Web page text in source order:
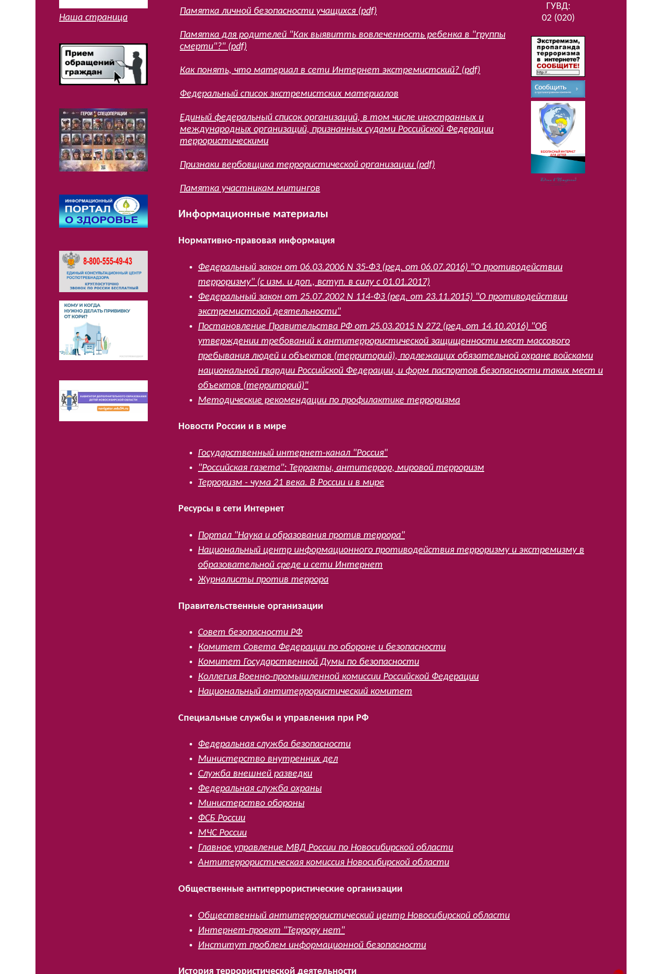
Наша страница
Памятка личной безопасности учащихся (pdf)
Памятка для родителей "Как выявитть вовлеченность ребенка в "группы
смерти"?" (pdf)
Как понять, что материал в сети Интернет экстремистский? (pdf)
Федеральный список экстремистских материалов
Единый федеральный список организаций, в том числе иностранных и
международных организаций, признанных судами Российской Федерации
террористическими
Признаки вербовщика террористической организации (pdf)
Памятка участникам митингов
ГУВД:
02 (020)
Информационные материалы
Нормативно-правовая информация
Федеральный закон от 06.03.2006 N 35-ФЗ (ред. от 06.07.2016) "О противодействии
терроризму" (с изм. и доп., вступ. в силу с 01.01.2017)
Федеральный закон от 25.07.2002 N 114-ФЗ (ред. от 23.11.2015) "О противодействии
экстремистской деятельности"
Постановление Правительства РФ от 25.03.2015 N 272 (ред. от 14.10.2016) "Об
утверждении требований к антитеррористической защищенности мест массового
пребывания людей и объектов (территорий), подлежащих обязательной охране войсками
национальной гвардии Российской Федерации, и форм паспортов безопасности таких мест и
объектов (территорий)"
Методические рекомендации по профилактике терроризма
Новости России и в мире
Государственный интернет-канал "Россия"
"Российская газета": Терракты, антитеррор, мировой терроризм
Терроризм - чума 21 века. В России и в мире
Ресурсы в сети Интернет
Портал "Наука и образования против террора"
Национальный центр информационного противодействия терроризму и экстремизму в
образовательной среде и сети Интернет
Журналисты против террора
Правительственные организации
Совет безопасности РФ
Комитет Совета Федерации по обороне и безопасности
Комитет Государственной Думы по безопасности
Коллегия Военно-промышленной комиссии Российской Федерации
Национальный антитеррористический комитет
Специальные службы и управления при РФ
Федеральная служба безопасности
Министерство внутренних дел
Служба внешней разведки
Федеральная служба охраны
Министерство обороны
ФСБ России
МЧС России
Главное управление МВД России по Новосибирской области
Антитеррористическая комиссия Новосибирской области
Общественные антитеррористические организации
Общественный антитеррористический центр Новосибирской области
Интернет-проект "Террору нет"
Институт проблем информационной безопасности
История террористической деятельности